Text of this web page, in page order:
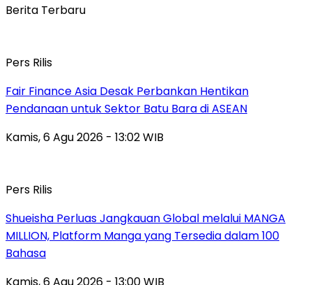
Berita Terbaru
Pers Rilis
Fair Finance Asia Desak Perbankan Hentikan
Pendanaan untuk Sektor Batu Bara di ASEAN
Kamis, 6 Agu 2026 - 13:02 WIB
Pers Rilis
Shueisha Perluas Jangkauan Global melalui MANGA
MILLION, Platform Manga yang Tersedia dalam 100
Bahasa